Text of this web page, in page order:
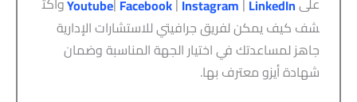
LinkedIn
Instagram
Facebook
e
Youtub
شف كيف يمكن لفريق جرافيتي للاستشارات الإدارية
جاهز لمساعدتك في اختيار الجهة المناسبة وضمان
شهادة أيزو معترف بها.